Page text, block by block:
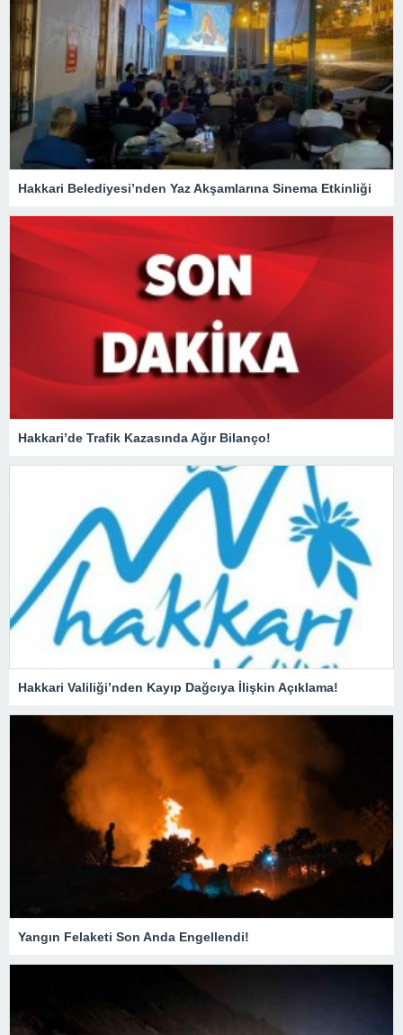
Hakkari Belediyesi’nden Yaz Akşamlarına Sinema Etkinliği
Hakkari’de Trafik Kazasında Ağır Bilanço!
Hakkari Valiliği’nden Kayıp Dağcıya İlişkin Açıklama!
Yangın Felaketi Son Anda Engellendi!